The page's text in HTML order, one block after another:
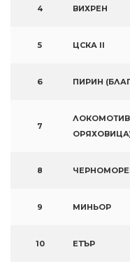
4 ВИХРЕН
5 ЦСКА II
6 ПИРИН
7
ЛОКОМОТИВ
8
9 МИНЬОР
10 ЕТЪР